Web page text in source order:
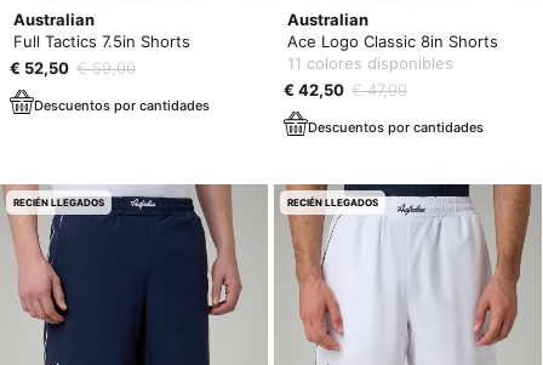
Australian
Full Tactics 7.5in Shorts
€ 52,50 € 59,00
Descuentos por cantidades
Australian
Ace Logo Classic 8in Shorts
11 colores disponibles
€ 42,50 € 47,00
Descuentos por cantidades
RECIÉN LLEGADOS RECIÉN LLEGADOS